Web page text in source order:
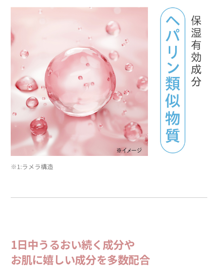
※1:ラメラ構造
1日中うるおい続く成分や
お肌に嬉しい成分を多数配合